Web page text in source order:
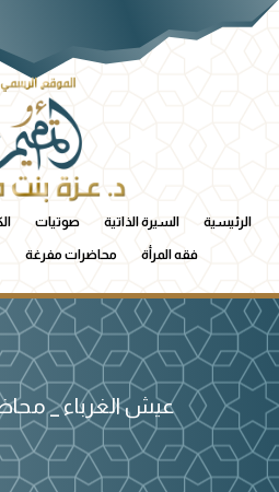
الرئيسية السيرة الذاتية صوتيات
فقه المرأة محاضرات مفرغة
عيش الغرباء _